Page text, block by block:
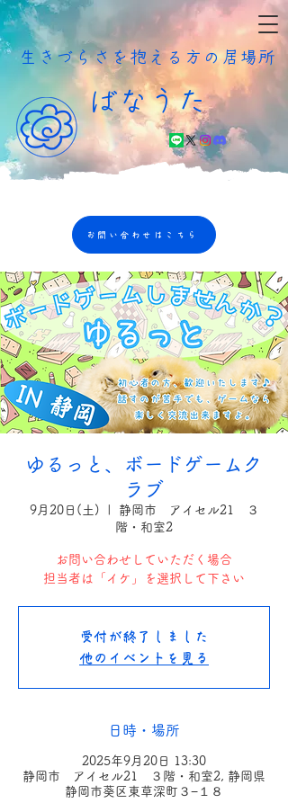
​生きづらさを抱える方の居場所
ばなうた
お問い合わせはこちら
ゆるっと、ボードゲームク
ラブ
9月20日(土)
静岡市 アイセル21 ３
階・和室2
お問い合わせしていただく場合
担当者は「イケ」を選択して下さい
受付が終了しました
他のイベントを見る
日時・場所
2025年9月20日 13:30
静岡市 アイセル21 ３階・和室2, 静岡県
静岡市葵区東草深町３−１８